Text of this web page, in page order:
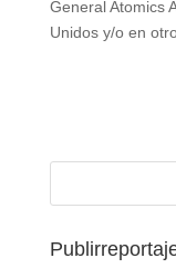
General Atomics
Unidos y/o en